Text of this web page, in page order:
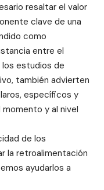
resaltar el valor
clave de una
como
entre el
estudios de
también advierten
específicos y
y al nivel
de los
la retroalimentación
ayudarlos a